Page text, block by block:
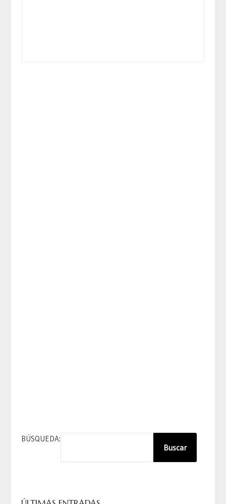
BÚSQUEDA:
Buscar